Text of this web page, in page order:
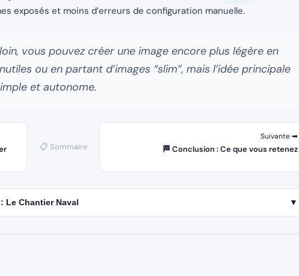
exposés et moins d’erreurs de configuration manuelle.
vous pouvez créer une image encore plus légère en
ou en partant d’images “slim”, mais l’idée principale
et autonome.
📋 Sommaire
Suivante ➡
🏁 Conclusion : Ce que vous retenez
Le Chantier Naval ▼